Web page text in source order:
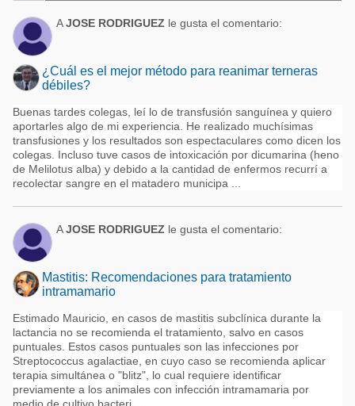
Lechería
Balanceados - Piensos
Ganadería
Lechería
AJOSE RODRIGUEZ le gusta el comentario:
¿Cuál es el mejor método para reanimar terneras
débiles?
Buenas tardes colegas, leí lo de transfusión sanguínea y quiero
aportarles algo de mi experiencia. He realizado muchísimas
transfusiones y los resultados son espectaculares como dicen los
colegas. Incluso tuve casos de intoxicación por dicumarina (heno
de Melilotus alba) y debido a la cantidad de enfermos recurrí a
recolectar sangre en el matadero municipa ...
AJOSE RODRIGUEZ le gusta el comentario:
Mastitis: Recomendaciones para tratamiento
intramamario
Estimado Mauricio, en casos de mastitis subclínica durante la
lactancia no se recomienda el tratamiento, salvo en casos
puntuales. Estos casos puntuales son las infecciones por
Streptococcus agalactiae, en cuyo caso se recomienda aplicar
terapia simultánea o "blitz", lo cual requiere identificar
previamente a los animales con infección intramamaria por